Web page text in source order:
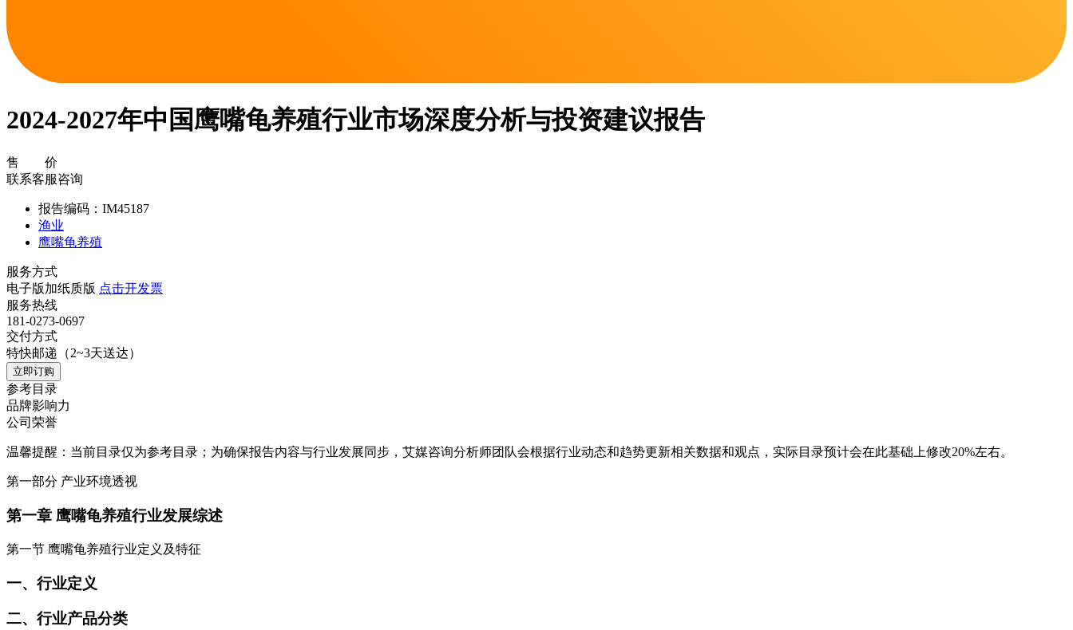
2024-2027年中国鹰嘴龟养殖行业市场深度分析与投资建议报告
售 价
联系客服咨询
报告编码：IM45187
渔业
鹰嘴龟养殖
服务方式
电子版加纸质版 点击开发票
服务热线
181-0273-0697
交付方式
特快邮递（2~3天送达）
立即订购
参考目录
品牌影响力
公司荣誉
温馨提醒：当前目录仅为参考目录；为确保报告内容与行业发展同步，艾媒咨询分析师团队会根据行业动态和趋势更新相关数据和观点，实际目录预计会在此基础上修改20%左右。
第一部分 产业环境透视
第一章 鹰嘴龟养殖行业发展综述
第一节 鹰嘴龟养殖行业定义及特征
一、行业定义
二、行业产品分类